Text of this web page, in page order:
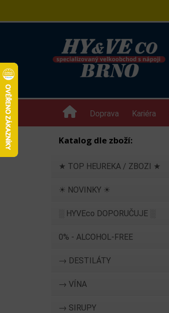
Doprava Kariéra
Katalog dle zboží:
★ TOP HEUREKA / ZBOZI ★
☀ NOVINKY ☀
░ HYVEco DOPORUČUJE ░
0% - ALCOHOL-FREE
→ DESTILÁTY
→ VÍNA
→ SIRUPY